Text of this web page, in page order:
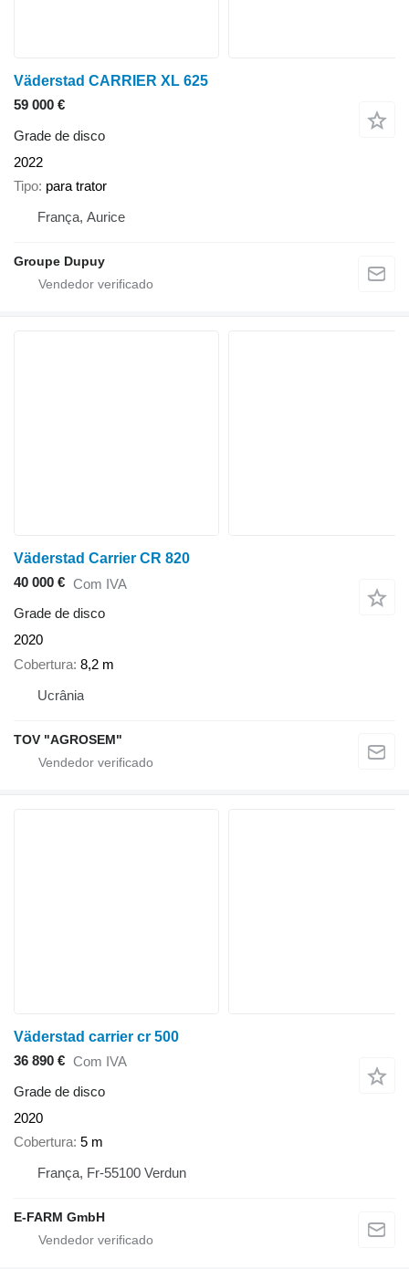
Väderstad CARRIER XL 625
59 000 €
Grade de disco
2022
Tipo para trator
França, Aurice
Groupe Dupuy
Väderstad Carrier CR 820
40 000 € Com IVA
Grade de disco
2020
Cobertura 8,2 m
Ucrânia
TOV "AGROSEM"
Väderstad carrier cr 500
36 890 € Com IVA
Grade de disco
2020
Cobertura 5 m
França, Fr-55100 Verdun
E-FARM GmbH